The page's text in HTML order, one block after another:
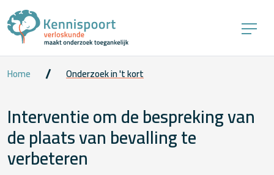
Home Onderzoek in 't kort
Interventie om de bespreking van
de plaats van bevalling te
verbeteren